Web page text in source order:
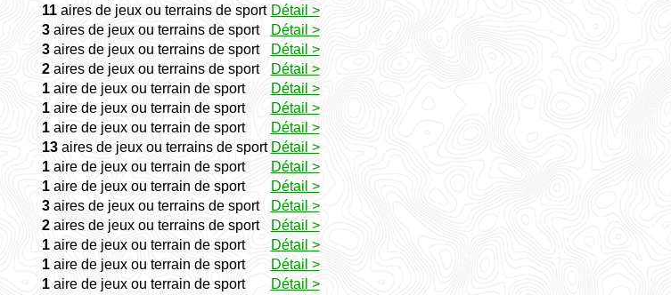
11aires de jeux ou terrains de sport Détail >
3aires de jeux ou terrains de sport
Détail >
3aires de jeux ou terrains de sport
Détail >
2aires de jeux ou terrains de sport
Détail >
1aire de jeux ou terrain de sport
Détail >
1aire de jeux ou terrain de sport
Détail >
1aire de jeux ou terrain de sport
Détail >
13aires de jeux ou terrains de sport Détail >
1aire de jeux ou terrain de sport
Détail >
1aire de jeux ou terrain de sport
Détail >
3aires de jeux ou terrains de sport
Détail >
2aires de jeux ou terrains de sport
Détail >
1aire de jeux ou terrain de sport
Détail >
1aire de jeux ou terrain de sport
Détail >
1aire de jeux ou terrain de sport
Détail >